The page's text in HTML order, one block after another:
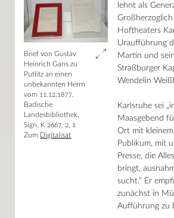
Brief von Gustav
Heinrich Gans zu
Putlitz an einen
unbekannten Herrn
vom 11.12.1877.
Badische
Landesbibliothek,
Sign. K 2667, 2, 1
Zum Digitalisat
lehnt als
Hoftheaters
Uraufführung
Martin und
Straßburger
Wendelin
Karlsruhe sei
Maasgebend
Ort mit
Publikum, mit
Presse, die
bringt,
sucht.“ Er
zunächst in
Aufführung zu